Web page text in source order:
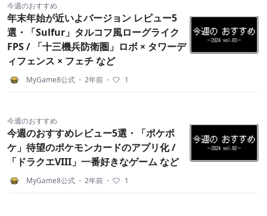
今週のおすすめ
年末年始が近いよバージョン レビュー5
選・「Sulfur」タルコフ風ローグライク
FPS / 「十三機兵防衛圏」ロボ × タワーデ
ィフェンス × フェチ など
MyGame8公式 ・ 2年前 ・ 1
今週のおすすめ
今週のおすすめレビュー5選・「ポケポ
ケ」待望のポケモンカードのアプリ化 /
「ドラクエVIII」一番好きなゲーム など
MyGame8公式 ・ 2年前 ・ 1